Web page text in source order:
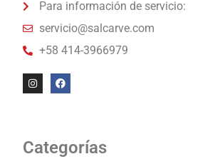
Para información de servicio:
servicio@salcarve.com
+58 414-3966979
Categorías